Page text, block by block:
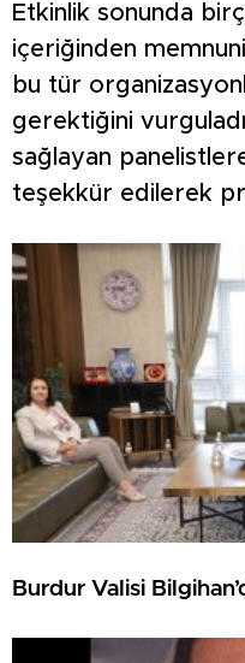
Etkinlik sonunda
içeriğinden
bu tür
gerektiğini
sağlayan panelistlere
teşekkür edilerek
Burdur Valisi